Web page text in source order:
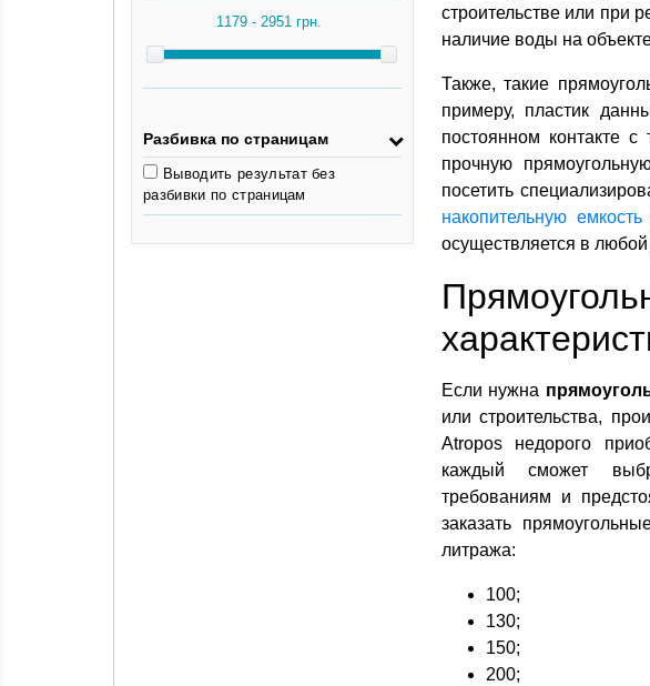
Разбивка по страницам
Выводить результат без
разбивки по страницам
строительстве или при
наличие воды на
Также, такие
примеру, пластик
постоянном контакте
прочную
посетить
накопительную
осуществляется в
Если нужна
или строительства,
Atropos недорого
каждый сможет
требованиям и
заказать
литража:
100;
130;
150;
200;